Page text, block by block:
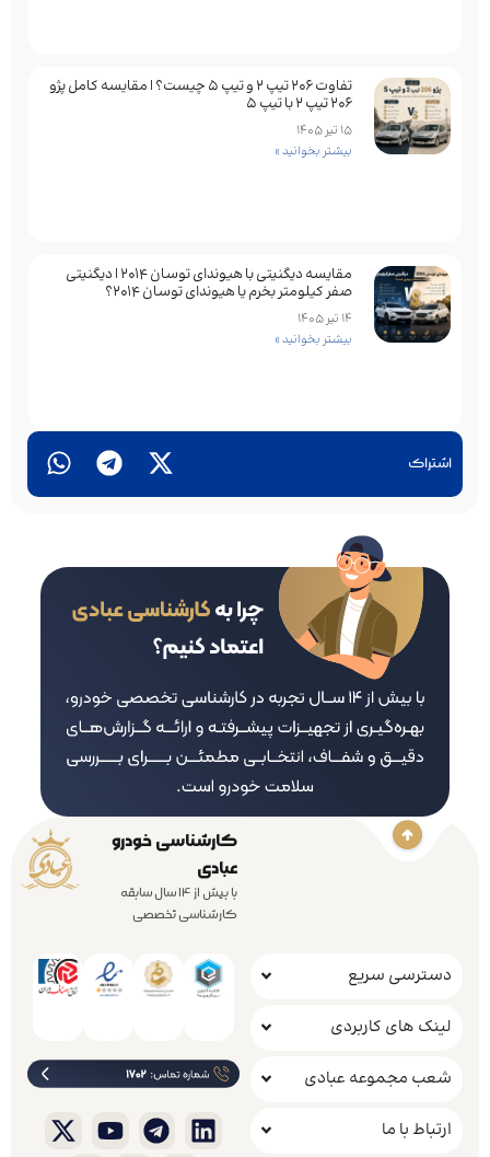
اشتراک
تفاوت ۲۰۶ تیپ ۲ و تیپ ۵ چیست؟ | مقایسه کامل پژو
۲۰۶ تیپ ۲ با تیپ ۵
15 تیر 1405
بیشتر بخوانید »
مقایسه دیگنیتی با هیوندای توسان 2014 | دیگنیتی
صفر کیلومتر بخرم یا هیوندای توسان 2014؟
14 تیر 1405
بیشتر بخوانید »
کارشناسی خودرو
عبادی
با بیش از 14 سال سابقه
کارشناسی تخصصی
دسترسی سریع
لینک های کاربردی
شعب مجموعه عبادی
ارتباط با ما